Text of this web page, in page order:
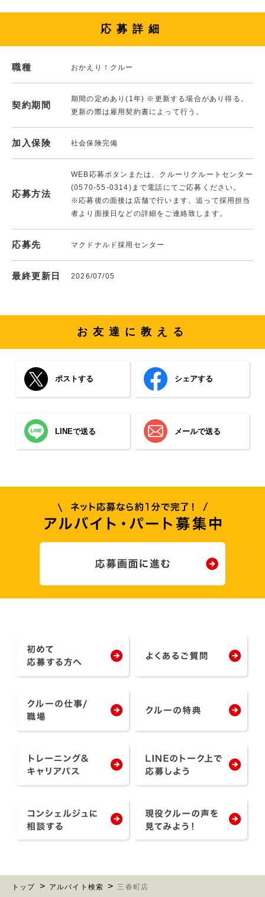
応募詳細
職種 おかえり！クルー
契約期間
期間の定めあり(1年) ※更新する場合があり得る。
更新の際は雇用契約書によって行う。
加入保険 社会保険完備
応募方法
WEB応募ボタンまたは、クルーリクルートセンター
(0570-55-0314)まで電話にてご応募ください。
※応募後の面接は店舗で行います。追って採用担当
者より面接日などの詳細をご連絡致します。
応募先 マクドナルド採用センター
最終更新日 2026/07/05
お友達に教える
ポストする シェアする
LINEで送る メールで送る
トップ アルバイト検索 三春町店